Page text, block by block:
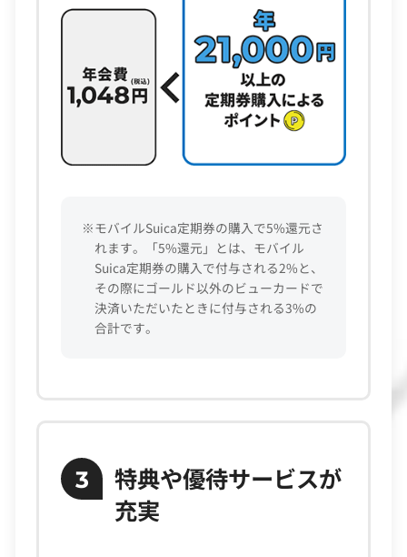
※モバイルSuica定期券の購入で5%還元さ
れます。「5%還元」とは、モバイル
Suica定期券の購入で付与される2%と、
その際にゴールド以外のビューカードで
決済いただいたときに付与される3%の
合計です。
3
特典や優待サービスが
充実